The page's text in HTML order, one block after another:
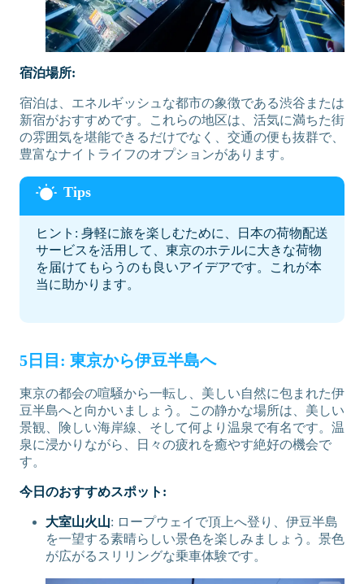
宿泊場所:
宿泊は、エネルギッシュな都市の象徴である渋谷または
新宿がおすすめです。これらの地区は、活気に満ちた街
の雰囲気を堪能できるだけでなく、交通の便も抜群で、
豊富なナイトライフのオプションがあります。
ヒント: 身軽に旅を楽しむために、日本の荷物配送
サービスを活用して、東京のホテルに大きな荷物
を届けてもらうのも良いアイデアです。これが本
当に助かります。
5日目: 東京から伊豆半島へ
東京の都会の喧騒から一転し、美しい自然に包まれた伊
豆半島へと向かいましょう。この静かな場所は、美しい
景観、険しい海岸線、そして何より温泉で有名です。温
泉に浸かりながら、日々の疲れを癒やす絶好の機会で
す。
今日のおすすめスポット:
大室山火山: ロープウェイで頂上へ登り、伊豆半島
を一望する素晴らしい景色を楽しみましょう。景色
が広がるスリリングな乗車体験です。